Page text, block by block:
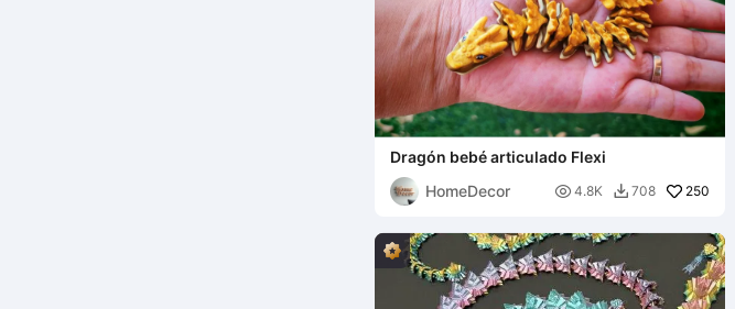
Dragón bebé articulado Flexi
HomeDecor
 4.8K  708 250